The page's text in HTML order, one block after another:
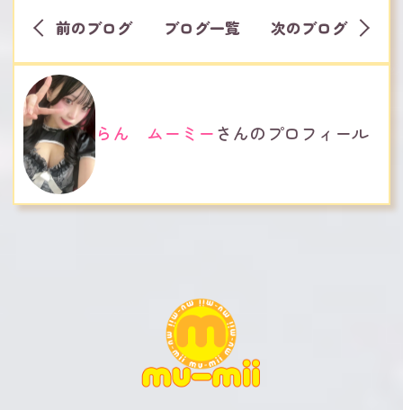
らん ムーミーさんのプロフィール
前のブログ ブログ一覧 次のブログ